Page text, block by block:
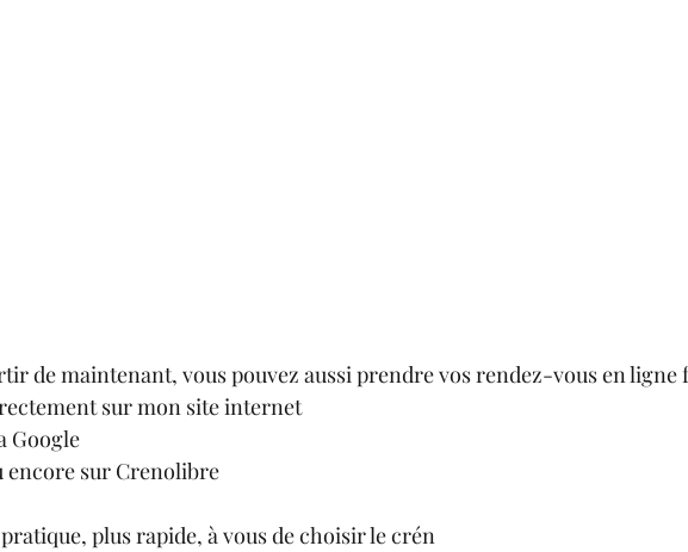
de maintenant, vous pouvez aussi prendre vos rendez-vous en ligne
sur mon site internet
Google
encore sur Crenolibre
plus rapide, à vous de choisir le crén